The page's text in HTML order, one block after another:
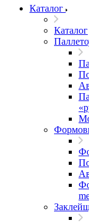
Каталог
Каталог